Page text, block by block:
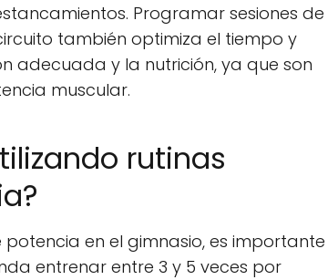
Programar sesiones de
también optimiza el tiempo y
adecuada y la nutrición, ya que son
muscular.
rutinas
en el gimnasio, es importante
entrenar entre 3 y 5 veces por